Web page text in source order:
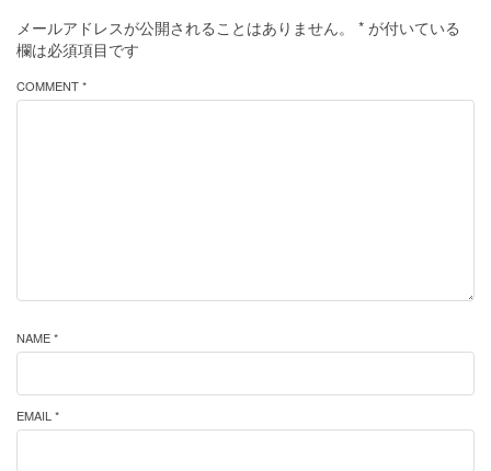
メールアドレスが公開されることはありません。 * が付いている
欄は必須項目です
COMMENT *
NAME *
EMAIL *